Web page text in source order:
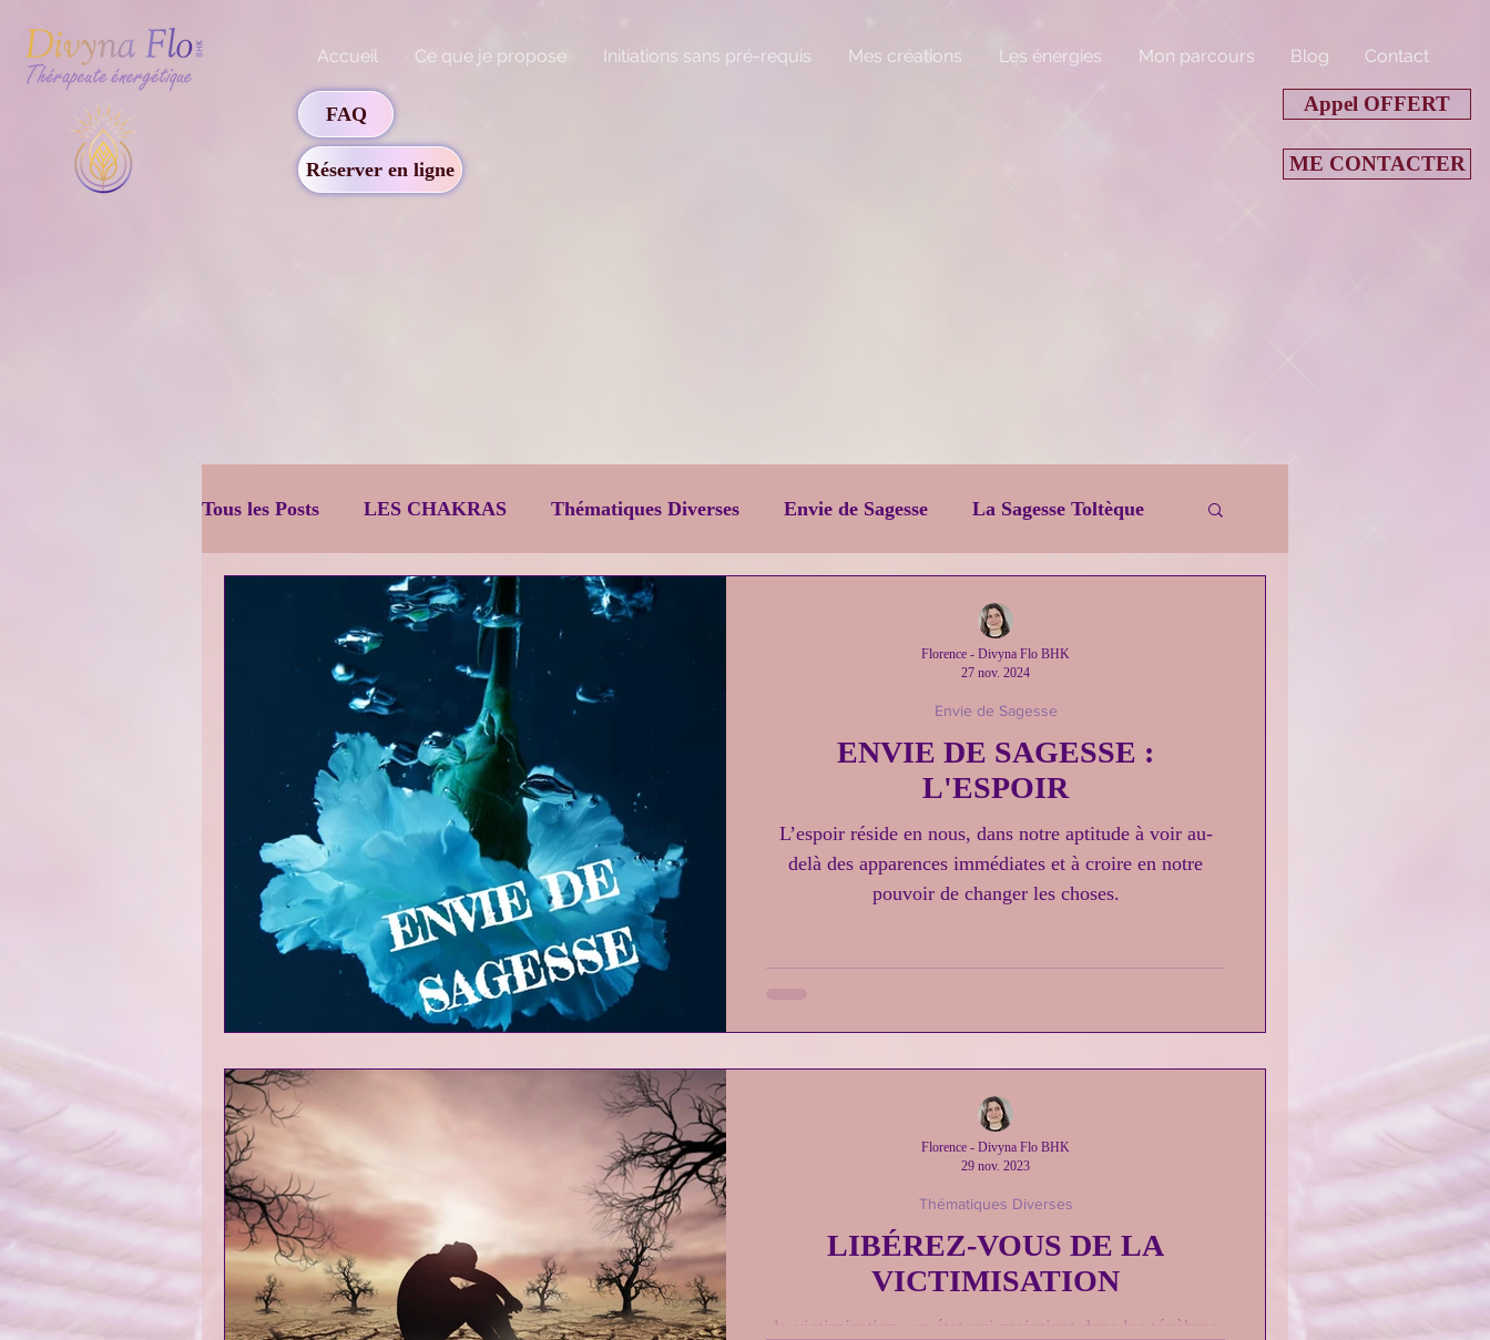
Appel OFFERT
ME CONTACTER
Accueil Ce que je propose Initiations sans pré-requis Mes créations Les énergies Mon parcours Blog Contact
FAQ
Réserver en ligne
Tous les Posts LES CHAKRAS Thématiques Diverses Envie de Sagesse La Sagesse Toltèque
ENVIE DE SAGESSE :
L'ESPOIR
L’espoir réside en nous, dans notre aptitude à voir au-
delà des apparences immédiates et à croire en notre
pouvoir de changer les choses.
Envie de Sagesse
Florence - Divyna Flo BHK
27 nov. 2024
LIBÉREZ-VOUS DE LA
VICTIMISATION
la victimisation, un état qui maintient dans les ténèbres
Thématiques Diverses
Florence - Divyna Flo BHK
29 nov. 2023